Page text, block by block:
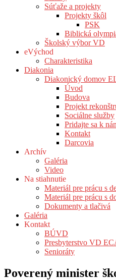
Súťaže a projekty
Projekty škôl
PSK
Biblická
Školský výbor VD
eVýchod
Charakteristika
Diakonia
Diakonický domov
Úvod
Budova
Projekt
Sociálne služby
Pridajte sa k
Kontakt
Darcovia
Archív
Galéria
Video
Na stiahnutie
Materiál pre prácu s
Materiál pre prácu s
Dokumenty a tlačivá
Galéria
Kontakt
BÚVD
Presbyterstvo VD
Senioráty
Poverený minister